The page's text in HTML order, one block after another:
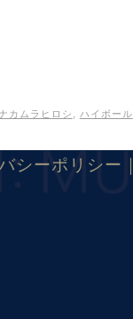
カムラヒロシ ハイボール
シーポリシー